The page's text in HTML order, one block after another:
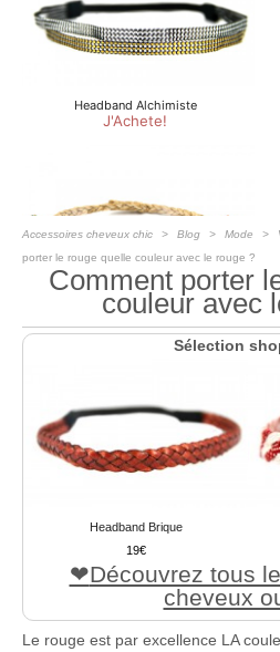
Accessoires cheveux chic Blog Mode
porter le rouge quelle couleur avec le rouge ?
Comment porter
couleur avec
Sélection
Headband Brique
19
Découvrez tous
cheveux
Le rouge est par excellence LA